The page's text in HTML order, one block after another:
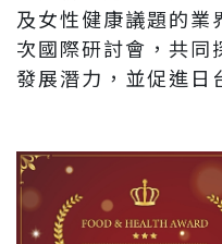
及女性健康議題的業
次國際研討會，共同
發展潛力，並促進日